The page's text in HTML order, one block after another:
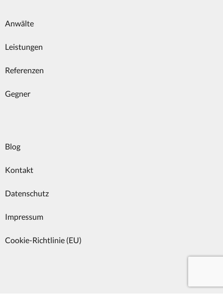
Anwälte
Leistungen
Referenzen
Gegner
Blog
Kontakt
Datenschutz
Impressum
Cookie-Richtlinie (EU)